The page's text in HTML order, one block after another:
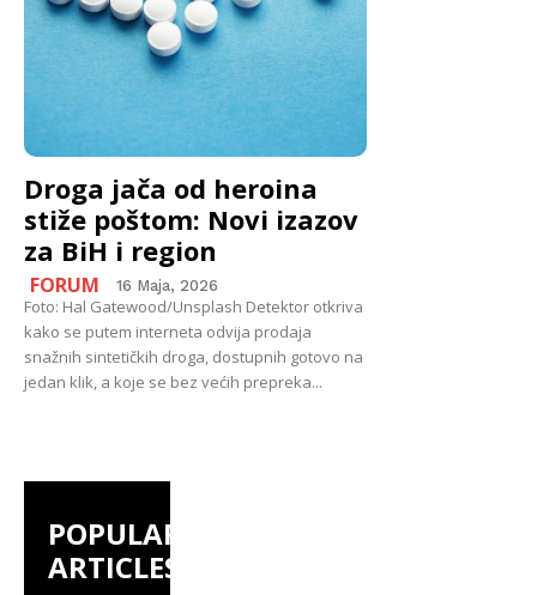
Droga jača od heroina
stiže poštom: Novi izazov
za BiH i region
FORUM 16 Maja, 2026
Foto: Hal Gatewood/Unsplash Detektor otkriva
kako se putem interneta odvija prodaja
snažnih sintetičkih droga, dostupnih gotovo na
jedan klik, a koje se bez većih prepreka...
POPULAR
ARTICLES